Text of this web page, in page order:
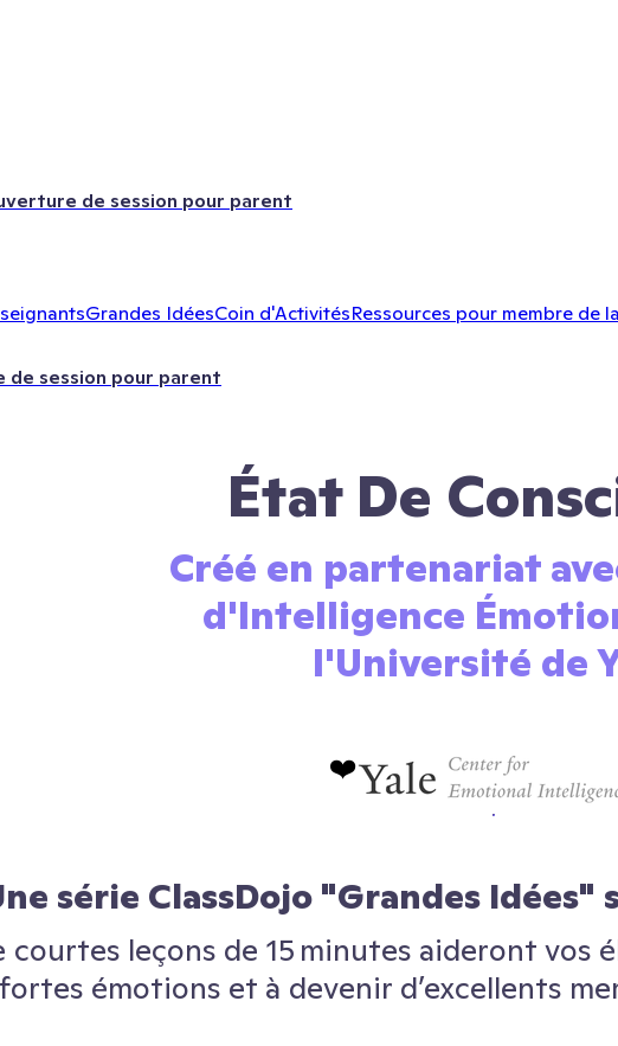
de session pour parent
Grandes IdéesCoin d'ActivitésRessources pour membre de
de session pour parent
État De
Créé en partenariat
d'Intelligence
l'Université de
❤️
série ClassDojo "Grandes
courtes leçons de 15 minutes aideront vos
émotions et à devenir d’excellents